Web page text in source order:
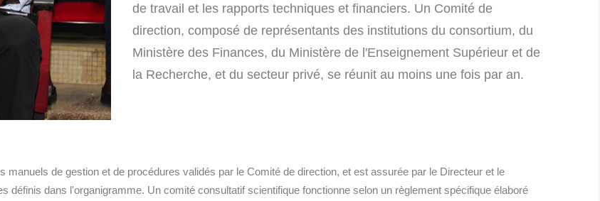
de travail et les rapports techniques et financiers. Un Comité de
direction, composé de représentants des institutions du consortium, du
Ministère des Finances, du Ministère de l'Enseignement Supérieur et de
la Recherche, et du secteur privé, se réunit au moins une fois par an.
manuels de gestion et de procédures validés par le Comité de direction, et est assurée par le Directeur et le
définis dans l'organigramme. Un comité consultatif scientifique fonctionne selon un règlement spécifique élaboré